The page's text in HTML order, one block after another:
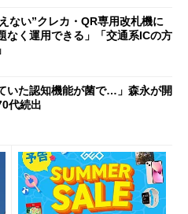
ない”クレカ・QR専用改札機に
く運用できる」「交通系ICの方
いた認知機能が菌で…」森永が開
代続出